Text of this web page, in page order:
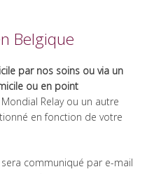
Belgique
par nos soins ou via un
ou en point
Relay ou un autre
en fonction de votre
communiqué par e-mail